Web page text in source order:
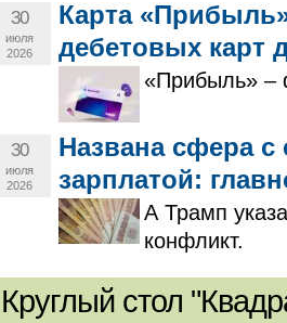
30
июля
2026
Карта
дебетовых карт
«Прибыль» –
30
июля
2026
Названа сфера
зарплатой:
А Трамп
конфликт.
Круглый стол